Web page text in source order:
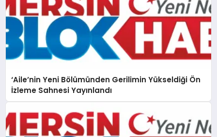
‘Aile’nin Yeni Bölümünden Gerilimin Yükseldiği Ön
İzleme Sahnesi Yayınlandı